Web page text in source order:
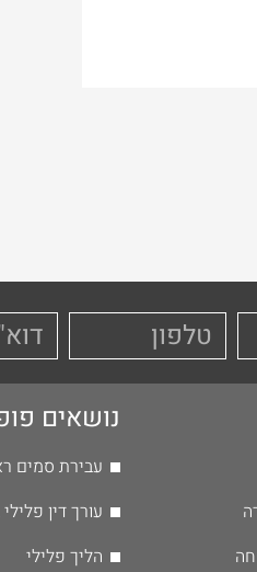
נושאים
עבירת סמים
עורך דין
הליך פלילי